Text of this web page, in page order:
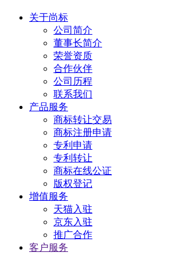
关于尚标
公司简介
董事长简介
荣誉资质
合作伙伴
公司历程
联系我们
产品服务
商标转让交易
商标注册申请
专利申请
专利转让
商标在线公证
版权登记
增值服务
天猫入驻
京东入驻
推广合作
客户服务